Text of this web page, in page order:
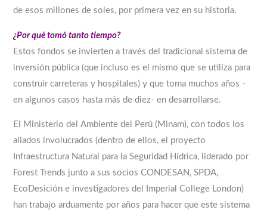
de esos millones de soles, por primera vez en su historia.
¿Por qué tomó tanto tiempo?
Estos fondos se invierten a través del tradicional sistema de
inversión pública (que incluso es el mismo que se utiliza para
construir carreteras y hospitales) y que toma muchos años -
en algunos casos hasta más de diez- en desarrollarse.
El Ministerio del Ambiente del Perú (Minam), con todos los
aliados involucrados (dentro de ellos, el proyecto
Infraestructura Natural para la Seguridad Hídrica, liderado por
Forest Trends junto a sus socios CONDESAN, SPDA,
EcoDesición e investigadores del Imperial College London)
han trabajo arduamente por años para hacer que este sistema